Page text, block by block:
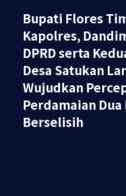
Bupati Flores
Kapolres,
DPRD serta
Desa Satukan
Wujudkan
Perdamaian Dua
Berselisih